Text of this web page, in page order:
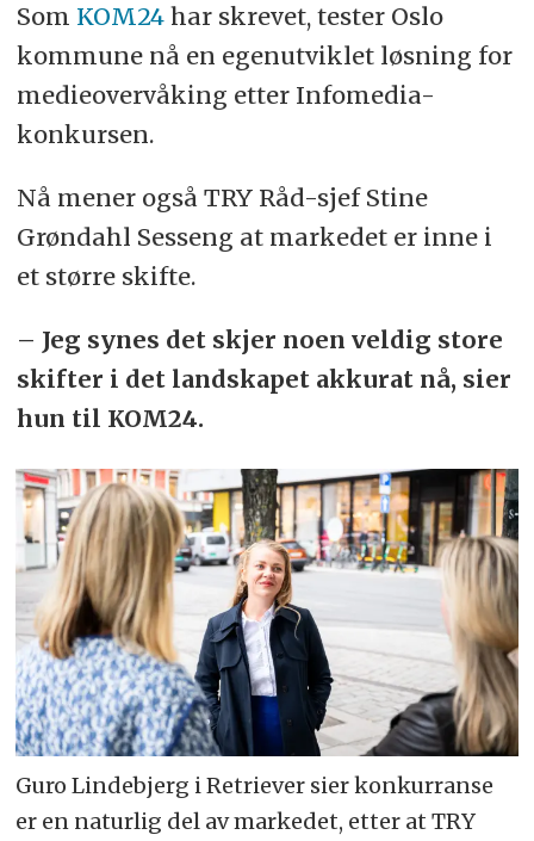
Som KOM24har skrevet, tester Oslo
kommune nå en egenutviklet løsning for
medieovervåking etter Infomedia-
konkursen.
Nå mener også TRY Råd-sjef Stine
Grøndahl Sesseng at markedet er inne i
et større skifte.
– Jeg synes det skjer noen veldig store
skifter i det landskapet akkurat nå, sier
hun til KOM24.
Guro Lindebjerg i Retriever sier konkurranse
er en naturlig del av markedet, etter at TRY